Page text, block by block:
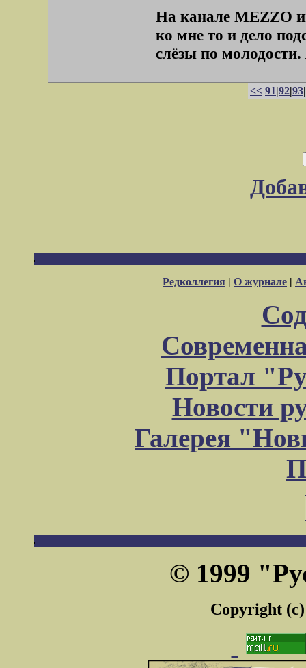
На канале MEZZO
ко мне то и дело
слёзы по
<< 91|92|93
Редколлегия | О журнале |
Портал
Новости
Галерея
© 1999
Copyright